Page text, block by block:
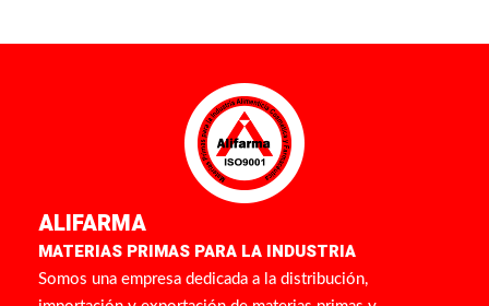
ALIFARMA
MATERIAS PRIMAS PARA LA INDUSTRIA
Somos una empresa dedicada a la distribución,